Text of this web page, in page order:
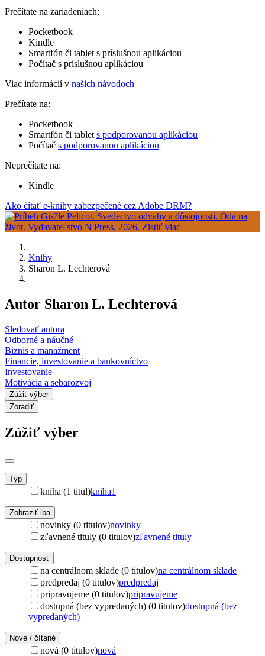
Prečítate na zariadeniach:
Pocketbook
Kindle
Smartfón či tablet s príslušnou aplikáciou
Počítač s príslušnou aplikáciou
Viac informácií v našich návodoch
Prečítate na:
Pocketbook
Smartfón či tablet s podporovanou aplikáciou
Počítač s podporovanou aplikáciou
Neprečítate na:
Kindle
Ako čítať e-knihy zabezpečené cez Adobe DRM?
Knihy
Sharon L. Lechterová
Autor Sharon L. Lechterová
Sledovať autora
Odborné a náučné
Biznis a manažment
Financie, investovanie a bankovníctvo
Investovanie
Motivácia a sebarozvoj
Zúžiť výber
Zoradiť
Zúžiť výber
Typ
kniha (1 titul)kniha1
Zobraziť iba
novinky (0 titulov)novinky
zľavnené tituly (0 titulov)zľavnené tituly
Dostupnosť
na centrálnom sklade (0 titulov)na centrálnom sklade
predpredaj (0 titulov)predpredaj
pripravujeme (0 titulov)pripravujeme
dostupná (bez vypredaných) (0 titulov)dostupná (bez
vypredaných)
Nové / čítané
nová (0 titulov)nová